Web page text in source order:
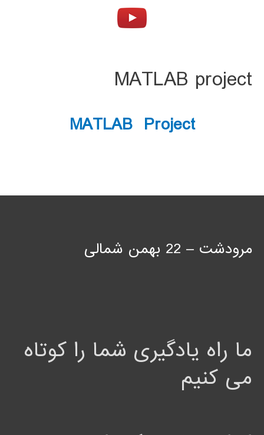
MATLAB project
MATLAB Project
مرودشت – 22 بهمن شمالی
ما راه یادگیری شما را کوتاه
می کنیم